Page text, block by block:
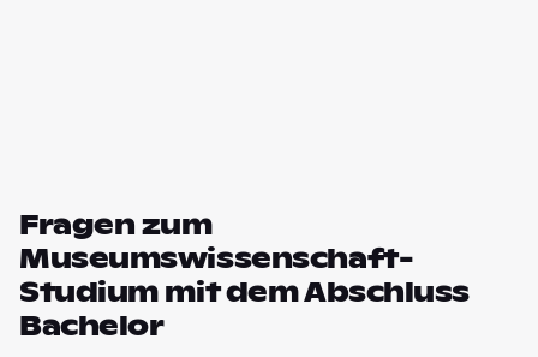
Fragen zum
Museumswissenschaft-
Studium mit dem Abschluss
Bachelor